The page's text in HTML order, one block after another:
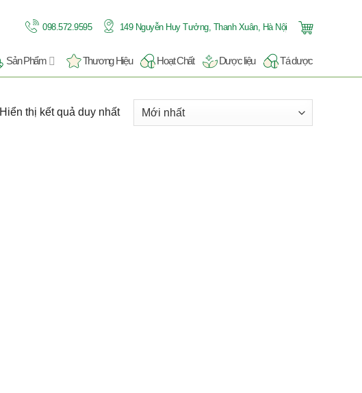
098.572.9595 149 Nguyễn Huy Tưởng, Thanh Xuân, Hà Nội
Sản Phẩm Thương Hiệu Hoạt Chất Dược liệu Tá dược
Hiển thị kết quả duy nhất